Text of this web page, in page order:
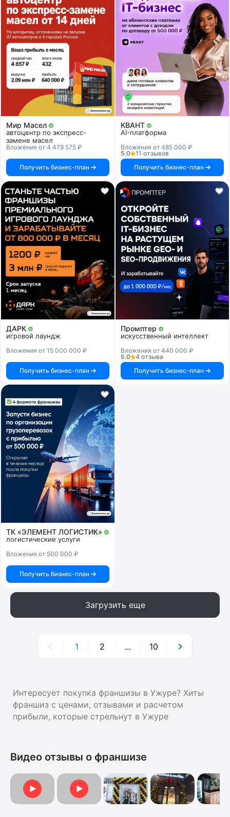
Мир Масел
автоцентр по экспресс-
замене масел
Вложения от 4 479 575 ₽
Получить бизнес-план
КВАНТ
AI-платформа
Вложения от 485 000 ₽
5.0
11 отзывов
Получить бизнес-план
ДАРК
игровой лаундж
Вложения от 15 000 000 ₽
Получить бизнес-план
Промптер
искусственный интеллект
Вложения от 440 000 ₽
5.0
4 отзыва
Получить бизнес-план
ТК «ЭЛЕМЕНТ ЛОГИСТИК»
логистические услуги
Вложения от 500 000 ₽
Получить бизнес-план
Загрузить еще
1 2 ... 10
Интересует покупка франшизы в Ужуре? Хиты
франшиз с ценами, отзывами и расчетом
прибыли, которые стрельнут в Ужуре
Видео отзывы о франшизе
Отзыв о франшизеОтзыв о франшизе